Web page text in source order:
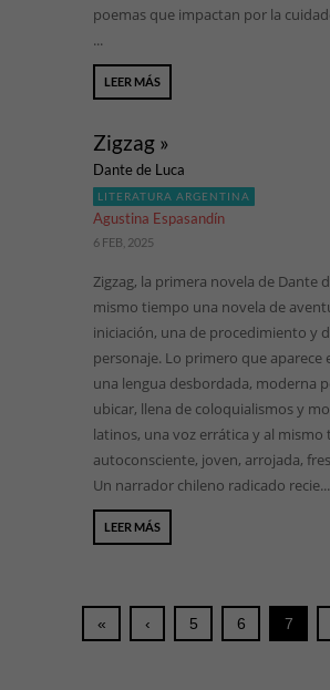
poemas que impactan por la
...
LEER MÁS
Zigzag »
Dante de Luca
LITERATURA ARGENTINA
Agustina Espasandín
6 FEB, 2025
Zigzag, la primera novela de Dante
mismo tiempo una novela de
iniciación, una de procedimiento y
personaje. Lo primero que aparece
una lengua desbordada, moderna
ubicar, llena de coloquialismos y
latinos, una voz errática y al mismo
autoconsciente, joven, arrojada,
Un narrador chileno radicado recie...
LEER MÁS
« ‹ 5 6 7